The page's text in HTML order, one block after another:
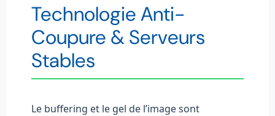
Technologie Anti-
Coupure & Serveurs
Stables
Le buffering et le gel de l’image sont